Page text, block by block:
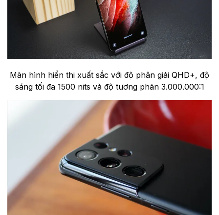
Màn hình hiển thị xuất sắc với độ phân giải QHD+, độ
sáng tối đa 1500 nits và độ tương phản 3.000.000:1